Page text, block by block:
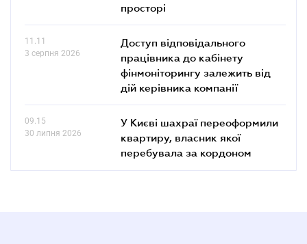
просторі
11.11
3 серпня 2026
Доступ відповідального
працівника до кабінету
фінмоніторингу залежить від
дій керівника компанії
09.15
30 липня 2026
У Києві шахраї переоформили
квартиру, власник якої
перебувала за кордоном